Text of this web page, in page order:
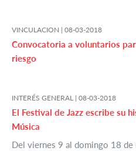
VINCULACION | 08-03-2018
Convocatoria a voluntarios
riesgo
INTERÉS GENERAL | 08-03-2018
El Festival de Jazz escribe su
Música
Del viernes 9 al domingo 18 de